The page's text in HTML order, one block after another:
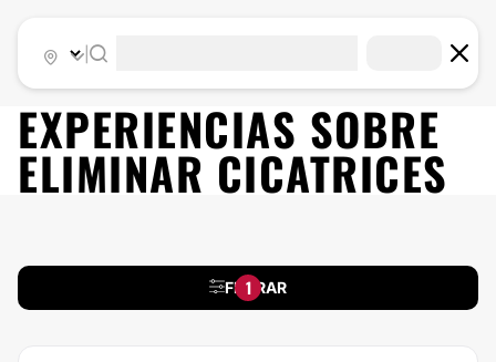
EXPERIENCIAS SOBRE
ELIMINAR CICATRICES
FILTRAR
1